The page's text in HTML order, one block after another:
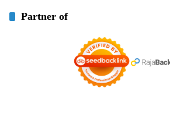
Partner of